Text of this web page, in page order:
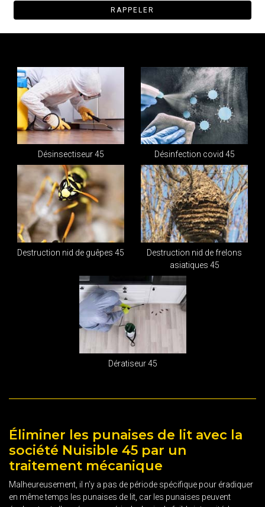
Désinsectiseur 45 Désinfection covid 45
Destruction nid de guêpes 45
Destruction nid de frelons
asiatiques 45
Dératiseur 45
Éliminer les punaises de lit avec la
société Nuisible 45 par un
traitement mécanique
Malheureusement, il n’y a pas de période spécifique pour éradiquer
en même temps les punaises de lit, car les punaises peuvent